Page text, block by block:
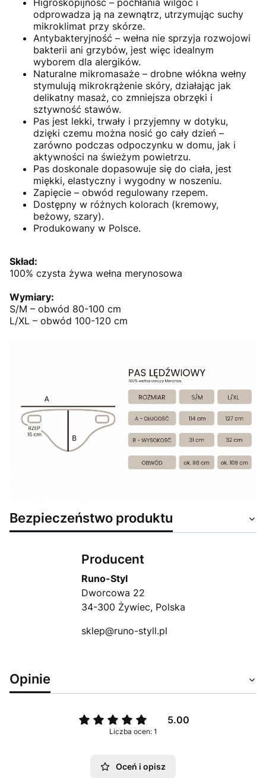
Higroskopijność – pochłania wilgoć i
odprowadza ją na zewnątrz, utrzymując suchy
mikroklimat przy skórze.
Antybakteryjność – wełna nie sprzyja rozwojowi
bakterii ani grzybów, jest więc idealnym
wyborem dla alergików.
Naturalne mikromasaże – drobne włókna wełny
stymulują mikrokrążenie skóry, działając jak
delikatny masaż, co zmniejsza obrzęki i
sztywność stawów.
Pas jest lekki, trwały i przyjemny w dotyku,
dzięki czemu można nosić go cały dzień –
zarówno podczas odpoczynku w domu, jak i
aktywności na świeżym powietrzu.
Pas doskonale dopasowuje się do ciała, jest
miękki, elastyczny i wygodny w noszeniu.
Zapięcie – obwód regulowany rzepem.
Dostępny w różnych kolorach (kremowy,
beżowy, szary).
Produkowany w Polsce.
Skład:
100% czysta żywa wełna merynosowa
Wymiary:
S/M – obwód 80-100 cm
L/XL – obwód 100-120 cm
Bezpieczeństwo produktu
Producent
Runo-Styl
Dworcowa 22
34-300 Żywiec, Polska
sklep@runo-styll.pl
Opinie
5.00
Liczba ocen: 1
Oceń i opisz